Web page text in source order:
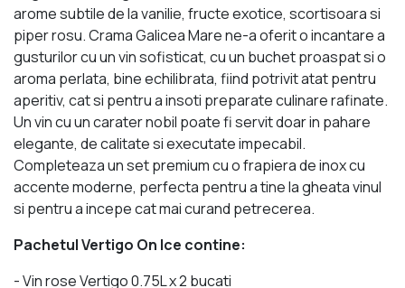
arome subtile de la vanilie, fructe exotice, scortisoara si
piper rosu. Crama Galicea Mare ne-a oferit o incantare a
gusturilor cu un vin sofisticat, cu un buchet proaspat si o
aroma perlata, bine echilibrata, fiind potrivit atat pentru
aperitiv, cat si pentru a insoti preparate culinare rafinate.
Un vin cu un carater nobil poate fi servit doar in pahare
elegante, de calitate si executate impecabil.
Completeaza un set premium cu o frapiera de inox cu
accente moderne, perfecta pentru a tine la gheata vinul
si pentru a incepe cat mai curand petrecerea.
Pachetul Vertigo On Ice contine:
- Vin rose Vertigo 0.75L x 2 bucati